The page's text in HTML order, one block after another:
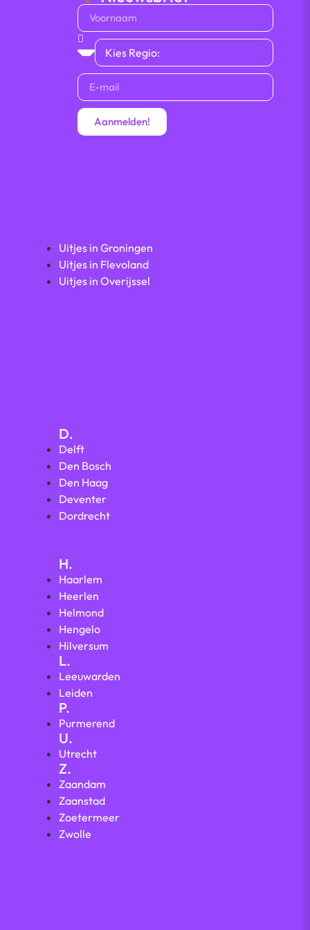
Aanmelden!
Uitjes in Groningen
Uitjes in Flevoland
Uitjes in Overijssel
D.
Delft
Den Bosch
Den Haag
Deventer
Dordrecht
H.
Haarlem
Heerlen
Helmond
Hengelo
Hilversum
L.
Leeuwarden
Leiden
P.
Purmerend
U.
Utrecht
Z.
Zaandam
Zaanstad
Zoetermeer
Zwolle